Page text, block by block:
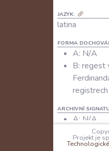
JAZYK:
latina
FORMA
A: N/A
B: regest
ARCHIVNÍ
A: N/A
NA
288
Projekt je